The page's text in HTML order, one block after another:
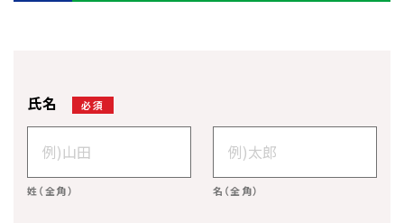
氏名 必須
姓（全角） 名（全角）